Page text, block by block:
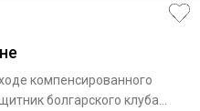
компенсированного
болгарского клуба